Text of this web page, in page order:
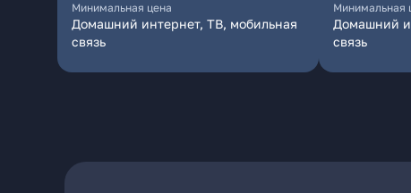
Минимальная цена
Домашний интернет, ТВ, мобильная
связь
Минимальная
Домашний
связь